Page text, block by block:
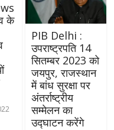
के
PIB Delhi :
उपराष्ट्रपति 14
सितम्बर 2023 को
जयपुर, राजस्थान
में बांध सुरक्षा पर
अंतर्राष्ट्रीय
सम्मेलन का
उद्घाटन करेंगे